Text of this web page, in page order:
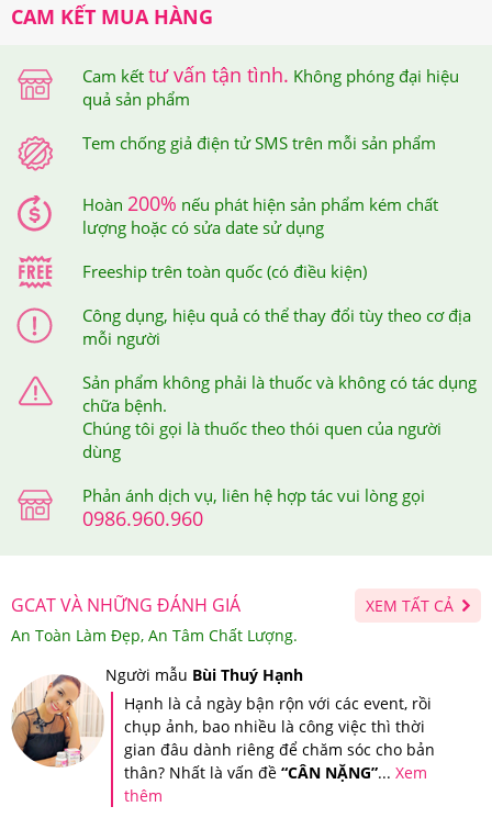
Signature Vitamin D3 2000 IU Cao Cấp Của Mỹ
có giá 680,000 VNĐ.
hỗ trợ chức năng giảm cân, chăm sóc sức khỏe cao
được xem là địa chỉ đáng tin cậy và là nơi mua sắm, làm
đẹp, chăm sóc sức khỏe lý tưởng của tất cả mọi người.
bằng ứng dụng iCheck - Ứng dụng tra cứu nguồn gốc
sản phẩm được sử dụng rộng rãi bởi người tiêu dùng
Trên mỗi sản phẩm tại Hệ thống Giảm Cân An Toàn đều
Tem chống giả điện tử SMS trên mỗi sản phẩm
CAM KẾT MUA HÀNG
Cam kết tư vấn tận tình. Không phóng đại hiệu
quả sản phẩm
Tem chống giả điện tử SMS trên mỗi sản phẩm
Hoàn 200% nếu phát hiện sản phẩm kém chất
lượng hoặc có sửa date sử dụng
Freeship trên toàn quốc (có điều kiện)
Công dụng, hiệu quả có thể thay đổi tùy theo cơ địa
mỗi người
Sản phẩm không phải là thuốc và không có tác dụng
chữa bệnh.
Chúng tôi gọi là thuốc theo thói quen của người
dùng
Phản ánh dịch vụ, liên hệ hợp tác vui lòng gọi
0986.960.960
GCAT VÀ NHỮNG ĐÁNH GIÁ
An Toàn Làm Đẹp, An Tâm Chất Lượng.
XEM TẤT CẢ
Người mẫu Bùi Thuý Hạnh
Hạnh là cả ngày bận rộn với các event, rồi
chụp ảnh, bao nhiều là công việc thì thời
gian đâu dành riêng để chăm sóc cho bản
thân? Nhất là vấn đề “CÂN NẶNG”... Xem
thêm